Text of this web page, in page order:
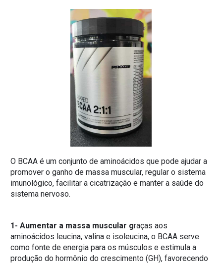
O BCAA é um conjunto de aminoácidos que pode ajudar a
promover o ganho de massa muscular, regular o sistema
imunológico, facilitar a cicatrização e manter a saúde do
sistema nervoso.
1- Aumentar a massa muscular graças aos
aminoácidos leucina, valina e isoleucina, o BCAA serve
como fonte de energia para os músculos e estimula a
produção do hormônio do crescimento (GH), favorecendo